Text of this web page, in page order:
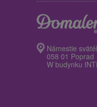
Námestie
058 01 Poprad
W budynku